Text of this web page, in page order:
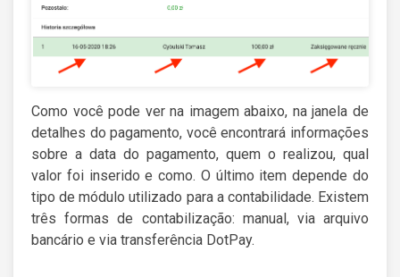
Como você pode ver na imagem abaixo, na janela de
detalhes do pagamento, você encontrará informações
sobre a data do pagamento, quem o realizou, qual
valor foi inserido e como. O último item depende do
tipo de módulo utilizado para a contabilidade. Existem
três formas de contabilização: manual, via arquivo
bancário e via transferência DotPay.